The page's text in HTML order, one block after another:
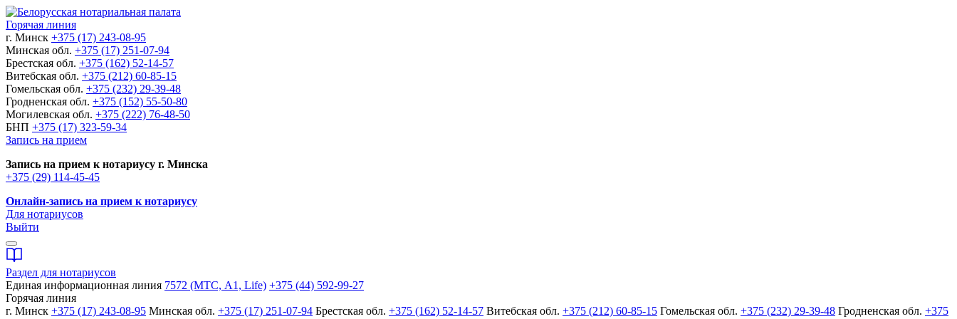
Горячая линия
г. Минск +375 (17) 243-08-95
Минская обл. +375 (17) 251-07-94
Брестская обл. +375 (162) 52-14-57
Витебская обл. +375 (212) 60-85-15
Гомельская обл. +375 (232) 29-39-48
Гродненская обл. +375 (152) 55-50-80
Могилевская обл. +375 (222) 76-48-50
БНП +375 (17) 323-59-34
Запись на прием
Запись на прием к нотариусу г. Минска
+375 (29) 114-45-45
Онлайн-запись на прием к нотариусу
Для нотариусов
Выйти
Раздел для нотариусов
Единая информационная линия 7572 (МТС, A1, Life) +375 (44) 592-99-27
Горячая линия
г. Минск +375 (17) 243-08-95 Минская обл. +375 (17) 251-07-94 Брестская обл. +375 (162) 52-14-57 Витебская обл. +375 (212) 60-85-15 Гомельская обл. +375 (232) 29-39-48 Гродненская обл. +375